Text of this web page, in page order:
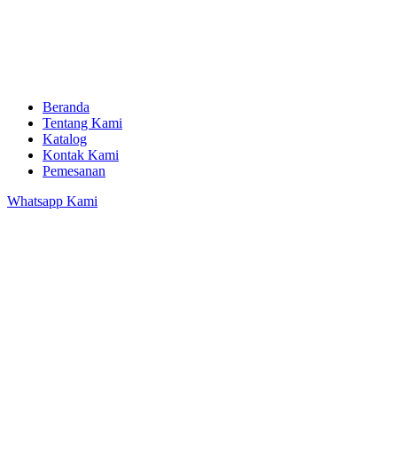
Beranda
Tentang Kami
Katalog
Kontak Kami
Pemesanan
Whatsapp Kami